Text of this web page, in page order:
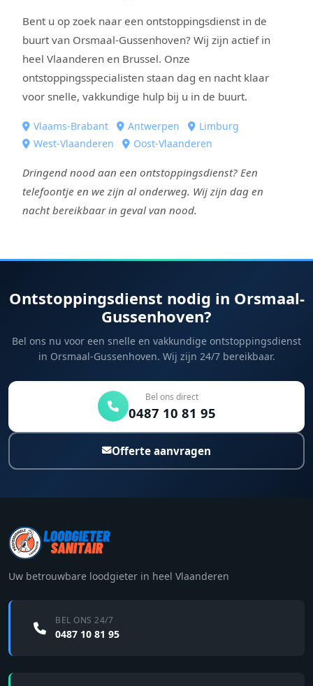
Bent u op zoek naar een ontstoppingsdienst in de
buurt van Orsmaal-Gussenhoven? Wij zijn actief in
heel Vlaanderen en Brussel. Onze
ontstoppingsspecialisten staan dag en nacht klaar
voor snelle, vakkundige hulp bij u in de buurt.
Vlaams-Brabant Antwerpen
Limburg
West-Vlaanderen
Oost-Vlaanderen
Dringend nood aan een ontstoppingsdienst? Een
telefoontje en we zijn al onderweg. Wij zijn dag en
nacht bereikbaar in geval van nood.
Ontstoppingsdienst nodig in Orsmaal-
Gussenhoven?
Bel ons nu voor een snelle en vakkundige ontstoppingsdienst
in Orsmaal-Gussenhoven. Wij zijn 24/7 bereikbaar.
Bel ons direct
0487 10 81 95
Offerte aanvragen
Uw betrouwbare loodgieter in heel Vlaanderen
BEL ONS 24/7
0487 10 81 95